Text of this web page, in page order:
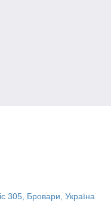
305, Бровари, Україна